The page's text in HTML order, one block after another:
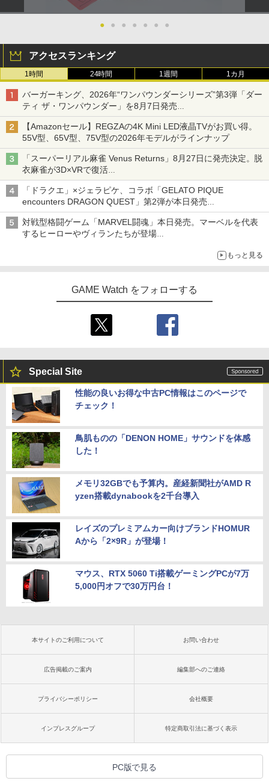
● ● ● ● ● ● ●
アクセスランキング
1時間 24時間 1週間 1カ月
バーガーキング、2026年“ワンパウンダーシリーズ”第3弾「ダー
ティ ザ・ワンパウンダー」を8月7日発売
「特製ガーリックマヨソース」を使用した超大型チーズバーガー
【Amazonセール】REGZAの4K Mini LED液晶TVがお買い得。
55V型、65V型、75V型の2026年モデルがラインナップ
「スーパーリアル麻雀 Venus Returns」8月27日に発売決定。脱
衣麻雀が3D×VRで復活
発売から2週間は20%オフになるセールが実施
「ドラクエ」×ジェラピケ、コラボ「GELATO PIQUE
encounters DRAGON QUEST」第2弾が本日発売
アイスカップに入ったスライムやわたぼう、ベビーサタンなどが
オリジナルアートで登場
対戦型格闘ゲーム「MARVEL闘魂」本日発売。マーベルを代表
するヒーローやヴィランたちが登場
もっと見る
GAME Watch をフォローする
Special Site
性能の良いお得な中古PC情報はこのページで
チェック！
鳥肌ものの「DENON HOME」サウンドを体感
した！
メモリ32GBでも予算内。産経新聞社がAMD R
yzen搭載dynabookを2千台導入
レイズのプレミアムカー向けブランドHOMUR
Aから「2×9R」が登場！
マウス、RTX 5060 Ti搭載ゲーミングPCが7万
5,000円オフで30万円台！
本サイトのご利用について お問い合わせ
広告掲載のご案内 編集部へのご連絡
プライバシーポリシー 会社概要
インプレスグループ 特定商取引法に基づく表示
PC版で見る